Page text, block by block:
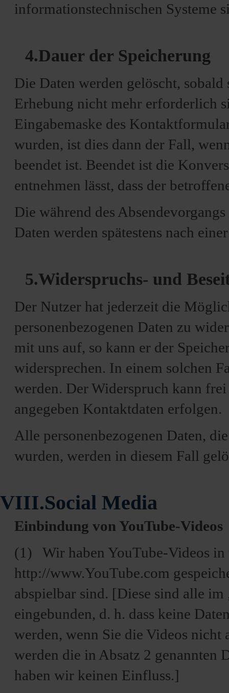
informationstechnischen Systeme
4.Dauer der Speicherung
Die Daten werden gelöscht,
Erhebung nicht mehr erforderlich
Eingabemaske des
wurden, ist dies dann der Fall,
beendet ist. Beendet ist die
entnehmen lässt, dass der
Die während des
Daten werden spätestens nach
5.Widerspruchs- und
Der Nutzer hat jederzeit die
personenbezogenen Daten zu
mit uns auf, so kann er der
widersprechen. In einem solchen
werden. Der Widerspruch kann
angegeben Kontaktdaten erfolgen.
Alle personenbezogenen Daten,
wurden, werden in diesem Fall
VIII.Social Media
Einbindung von YouTube-Videos
(1) Wir haben YouTube-Videos in
http://www.YouTube.com
abspielbar sind. [Diese sind alle
eingebunden, d. h. dass keine
werden, wenn Sie die Videos nicht
werden die in Absatz 2 genannten
haben wir keinen Einfluss.]